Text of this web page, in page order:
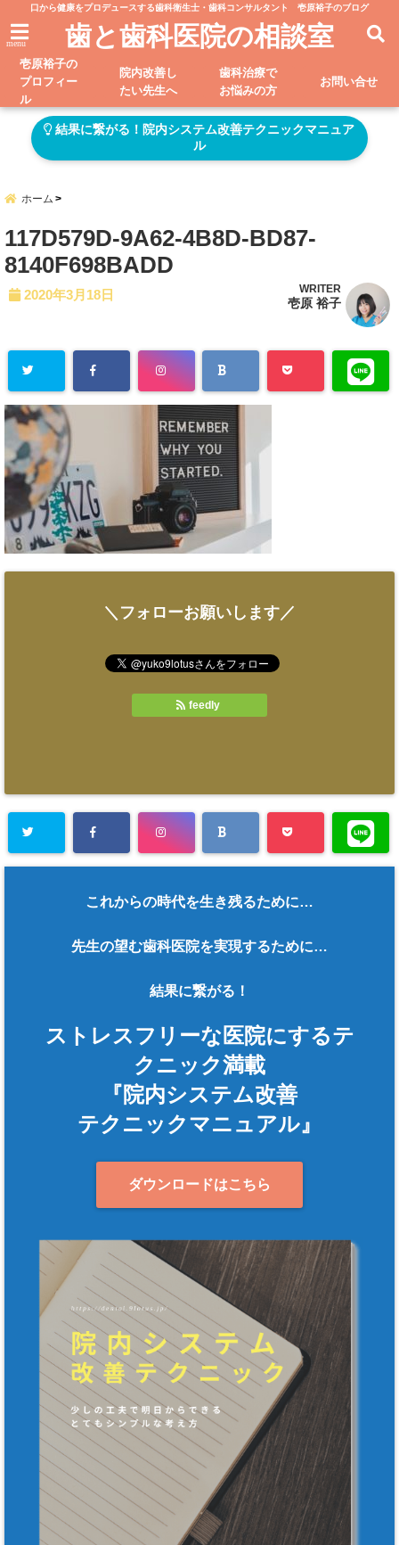
口から健康をプロデュースする歯科衛生士・歯科コンサルタント 壱原裕子のブログ
menu 歯と歯科医院の相談室
壱原裕子の
プロフィー
ル
院内改善し
たい先生へ
歯科治療で
お悩みの方
お問い合せ
結果に繋がる！院内システム改善テクニックマニュア
ル
ホーム
117D579D-9A62-4B8D-BD87-
8140F698BADD
2020年3月18日 WRITER
壱原 裕子
＼フォローお願いします／
feedly
これからの時代を生き残るために…
先生の望む歯科医院を実現するために…
結果に繋がる！
ストレスフリーな医院にするテ
クニック満載
『院内システム改善
テクニックマニュアル』
ダウンロードはこちら